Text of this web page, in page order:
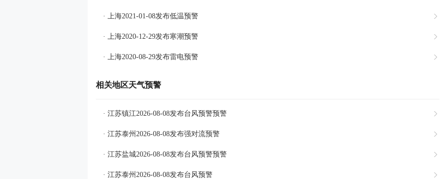
· 上海2021-01-08发布低温预警
· 上海2020-12-29发布寒潮预警
· 上海2020-08-29发布雷电预警
相关地区天气预警
· 江苏镇江2026-08-08发布台风预警预警
· 江苏泰州2026-08-08发布强对流预警
· 江苏盐城2026-08-08发布台风预警预警
· 江苏泰州2026-08-08发布台风预警